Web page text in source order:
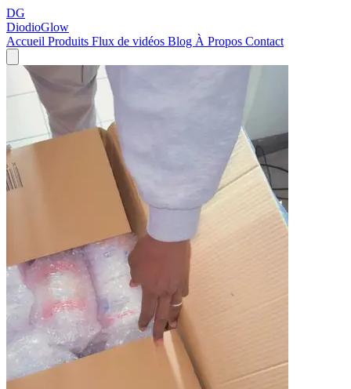
DG
DiodioGlow
Accueil Produits Flux de vidéos Blog À Propos Contact